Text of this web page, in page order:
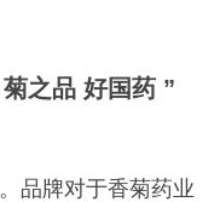
之品 好国药 ”
品牌对于香菊药业